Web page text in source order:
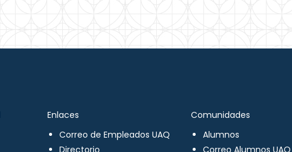
Enlaces
Correo de Empleados UAQ
Directorio
Comunidades
Alumnos
Correo Alumnos UAQ